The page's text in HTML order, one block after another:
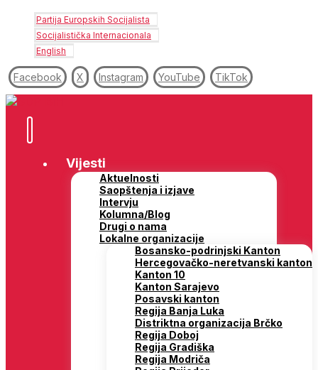
Partija Europskih Socijalista
Socijalistička Internacionala
English
Facebook X Instagram YouTube TikTok
Vijesti
Aktuelnosti
Saopštenja i izjave
Intervju
Kolumna/Blog
Drugi o nama
Lokalne organizacije
Bosansko-podrinjski Kanton
Hercegovačko-neretvanski kanton
Kanton 10
Kanton Sarajevo
Posavski kanton
Regija Banja Luka
Distriktna organizacija Brčko
Regija Doboj
Regija Gradiška
Regija Modriča